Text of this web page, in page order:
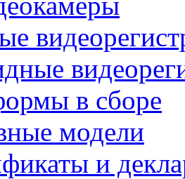
в сборе
модели
и